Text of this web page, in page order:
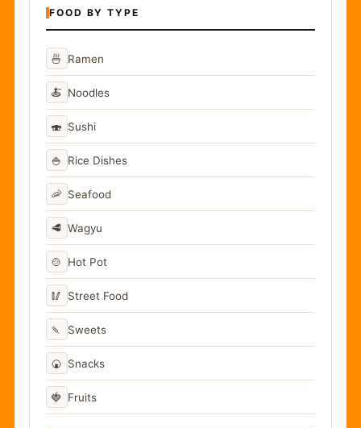
FOOD BY TYPE
🍜 Ramen
🍝 Noodles
🍣 Sushi
🍚 Rice Dishes
🦐 Seafood
🥩 Wagyu
🍲 Hot Pot
🥢 Street Food
🍡 Sweets
🍘 Snacks
🍓 Fruits